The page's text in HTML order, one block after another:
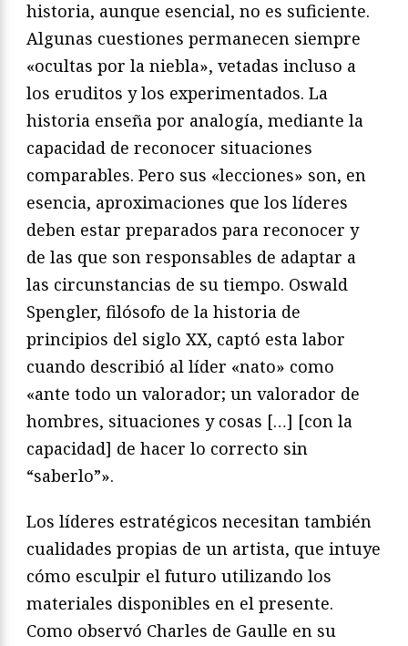
historia, aunque esencial, no es suficiente.
Algunas cuestiones permanecen siempre
«ocultas por la niebla», vetadas incluso a
los eruditos y los experimentados. La
historia enseña por analogía, mediante la
capacidad de reconocer situaciones
comparables. Pero sus «lecciones» son, en
esencia, aproximaciones que los líderes
deben estar preparados para reconocer y
de las que son responsables de adaptar a
las circunstancias de su tiempo. Oswald
Spengler, filósofo de la historia de
principios del siglo XX, captó esta labor
cuando describió al líder «nato» como
«ante todo un valorador; un valorador de
hombres, situaciones y cosas […] [con la
capacidad] de hacer lo correcto sin
“saberlo”».
Los líderes estratégicos necesitan también
cualidades propias de un artista, que intuye
cómo esculpir el futuro utilizando los
materiales disponibles en el presente.
Como observó Charles de Gaulle en su